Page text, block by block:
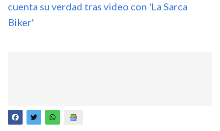
cuenta su verdad tras video con 'La Sarca
Biker'